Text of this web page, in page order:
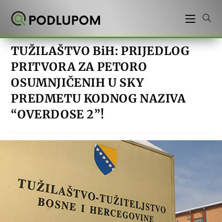
TUŽILAŠTVO BiH: PRIJEDLOG
PRITVORA ZA PETORO
OSUMNJIČENIH U SKY
PREDMETU KODNOG NAZIVA
“OVERDOSE 2”!